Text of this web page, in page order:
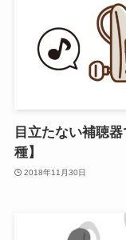
目立たない補聴
種】
2018年11月30日